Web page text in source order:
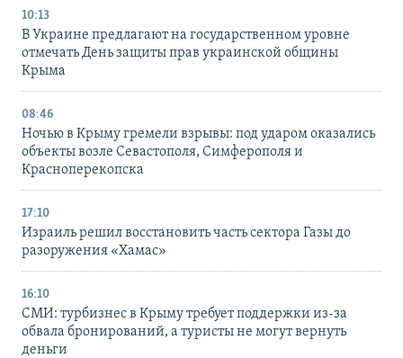
10:13
В Украине предлагают на государственном уровне
отмечать День защиты прав украинской общины
Крыма
08:46
Ночью в Крыму гремели взрывы: под ударом оказались
объекты возле Севастополя, Симферополя и
Красноперекопска
17:10
Израиль решил восстановить часть сектора Газы до
разоружения «Хамас»
16:10
СМИ: турбизнес в Крыму требует поддержки из-за
обвала бронирований, а туристы не могут вернуть
деньги